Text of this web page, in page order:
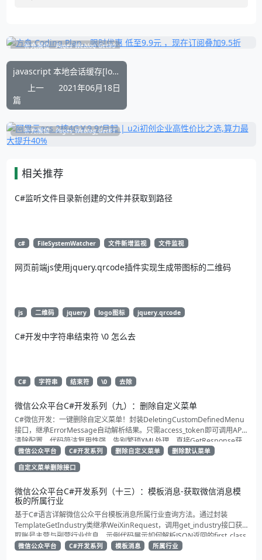
补充展位 Pages_Weblog_Get#0
javascript 本地会话缓存[localStorage、sessionStorage]的使用例子
上一
篇
2021年06月18日
补充展位 Pages_Weblog_Get#1
相关推荐
C#监听文件目录新创建的文件并获取到路径
c# FileSystemWatcher 文件新增监视 文件监视
网页前端js使用jquery.qrcode插件实现生成带图标的二维码
js 二维码 jquery logo图标 jquery.qrcode
C#开发中字符串结束符 \0 怎么去
C# 字符串 结束符 \0 去除
微信公众平台C#开发系列（九）：删除自定义菜单
C#微信开发：一键删除自定义菜单！封装DeletingCustomDefinedMenu
接口，继承ErrorMessage自动解析结果。只需access_token即可调用API
清除配置。代码简洁复用性强，告别繁琐XML处理，直接GetResponse获
取状态。适合动态管理公众号的开发者，建议收藏备用！
微信公众平台 C#开发系列 删除自定义菜单
删除默认菜单
自定义菜单删除接口
微信公众平台C#开发系列（十三）：模板消息-获取微信消息模
板的所属行业
基于C#语言详解微信公众平台模板消息所属行业查询方法。通过封装
TemplateGetIndustry类继承WeiXinRequest，调用get_industry接口获
取账号主营与副营行业信息。示例代码展示如何解析JSON返回的first_class
与second_class数据，为开发者提供合规通知场景开发支持
微信公众平台 C#开发系列 模板消息 所属行业